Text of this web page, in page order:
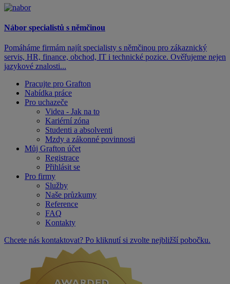
Nábor specialistů s němčinou
Pomáháme firmám najít specialisty s němčinou pro zákaznický
servis, HR, finance, obchod, IT i technické pozice. Ověřujeme nejen
jazykové znalosti...
Pracujte pro Grafton
Nabídka práce
Pro uchazeče
Videa - Jak na to
Kariérní zóna
Studenti a absolventi
Mzdy a zákonné povinnosti
Můj Grafton účet
Registrace
Přihlásit se
Pro firmy
Služby
Naše průzkumy
Reference
FAQ
Kontakty
Chcete nás kontaktovat? Po kliknutí si zvolte nejbližší pobočku.